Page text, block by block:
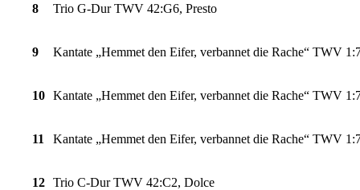
8 Trio G-Dur TWV 42:G6, Presto
9 Kantate „Hemmet den Eifer, verbannet die Rache“ TWV
10 Kantate „Hemmet den Eifer, verbannet die Rache“ TWV
11 Kantate „Hemmet den Eifer, verbannet die Rache“ TWV
12 Trio C-Dur TWV 42:C2, Dolce